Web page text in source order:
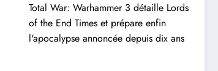
Total War: Warhammer 3 détaille Lords
of the End Times et prépare enfin
l'apocalypse annoncée depuis dix ans